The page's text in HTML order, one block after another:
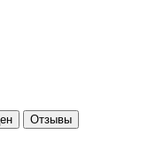
Отзывы